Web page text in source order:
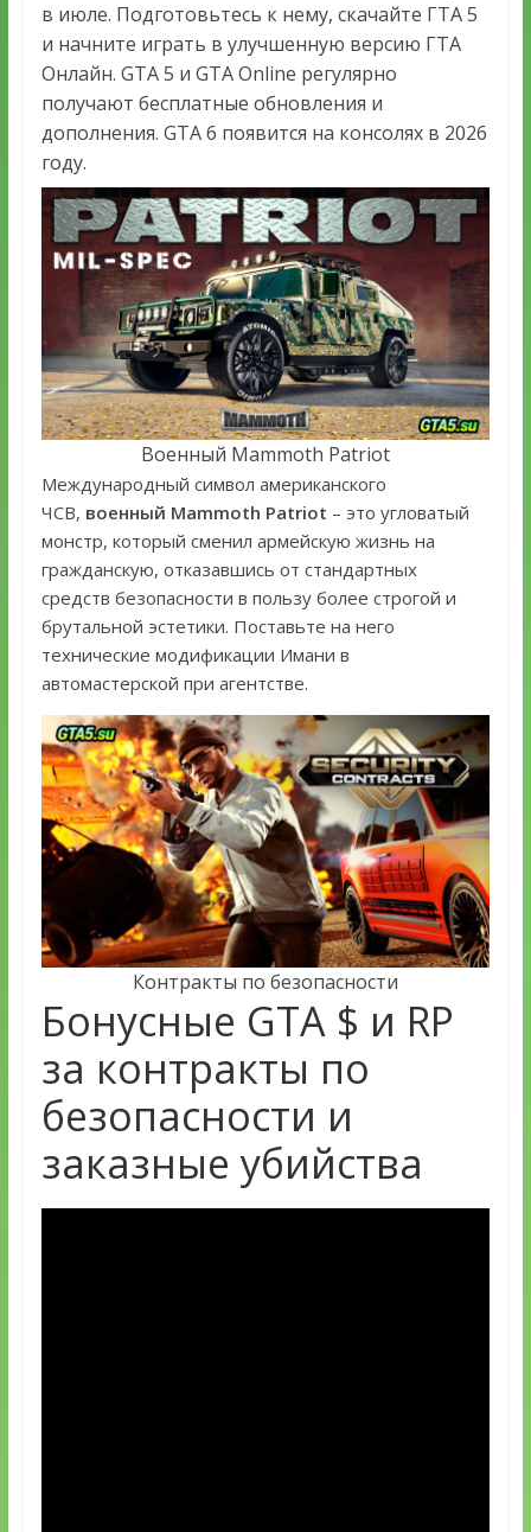
в июле. Подготовьтесь к нему, скачайте ГТА 5
и начните играть в улучшенную версию ГТА
Онлайн. GTA 5 и GTA Online регулярно
получают бесплатные обновления и
дополнения. GTA 6 появится на консолях в 2026
году.
Военный Mammoth Patriot
Международный символ американского
ЧСВ, военный Mammoth Patriot – это угловатый
монстр, который сменил армейскую жизнь на
гражданскую, отказавшись от стандартных
средств безопасности в пользу более строгой и
брутальной эстетики. Поставьте на него
технические модификации Имани в
автомастерской при агентстве.
Контракты по безопасности
Бонусные GTA $ и RP
за контракты по
безопасности и
заказные убийства